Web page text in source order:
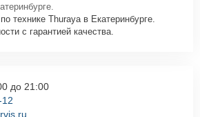
технике Thuraya в Екатеринбурге.
с гарантией качества.
до 21:00